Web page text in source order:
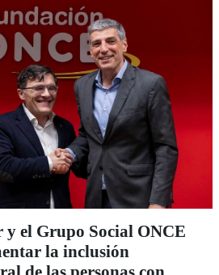
y el Grupo Social ONCE
la inclusión